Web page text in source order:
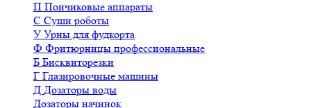
П Пончиковые аппараты
С Суши роботы
У Урны для фудкорта
Ф Фритюрницы профессиональные
Б Бисквиторезки
Г Глазировочные машины
Д Дозаторы воды
Дозаторы начинок